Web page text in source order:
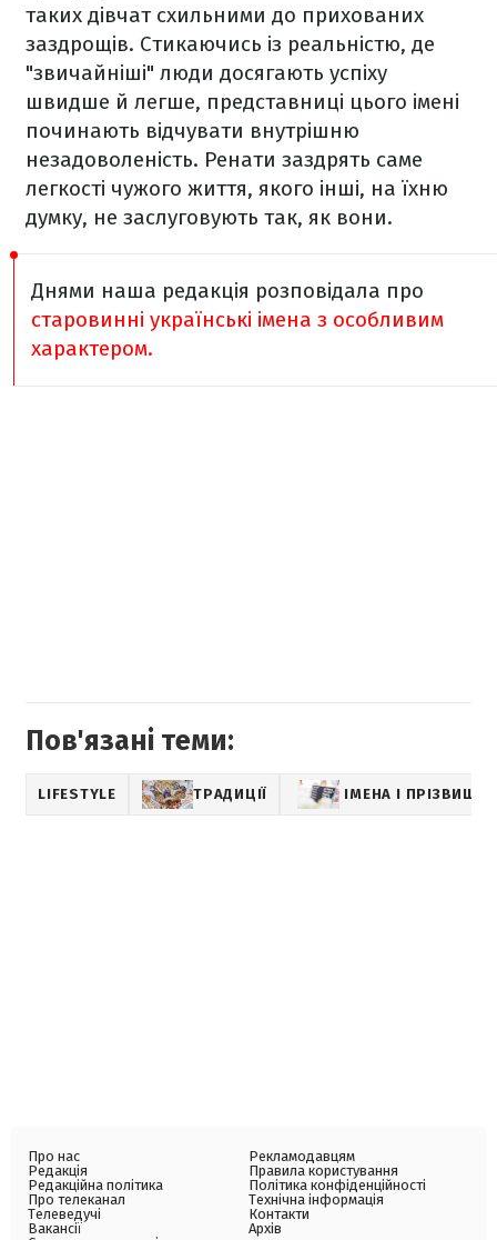
таких дівчат схильними до прихованих
заздрощів. Стикаючись із реальністю, де
"звичайніші" люди досягають успіху
швидше й легше, представниці цього імені
починають відчувати внутрішню
незадоволеність. Ренати заздрять саме
легкості чужого життя, якого інші, на їхню
думку, не заслуговують так, як вони.
Днями наша редакція розповідала про
старовинні українські імена з особливим
характером.
Пов'язані теми:
LIFESTYLE ТРАДИЦІЇ ІМЕНА І ПРІЗВИЩА
Про нас
Редакція
Редакційна політика
Про телеканал
Телеведучі
Вакансії
Рекламодавцям
Правила користування
Політика конфіденційності
Технічна інформація
Контакти
Архів